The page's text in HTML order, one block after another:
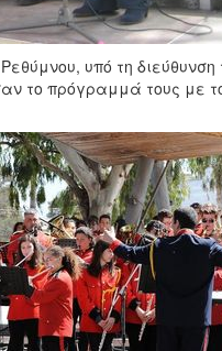
υπό τη
το πρόγραμμά τους με